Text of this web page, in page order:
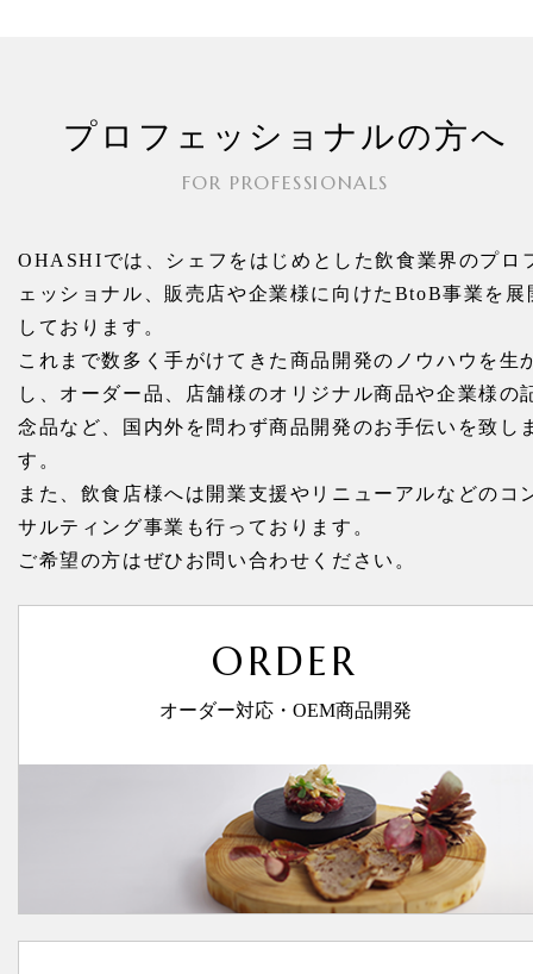
プロフェッショナルの方へ
FOR PROFESSIONALS
OHASHIでは、シェフをはじめとした飲食業界のプロ
ェッショナル、 販売店や企業様に向けたBtoB事業を展
しております。
これまで数多く手がけてきた商品開発のノウハウを生
し、 オーダー品、店舗様のオリジナル商品や企業様の
念品など、
国内外を問わず商品開発のお手伝いを致し
す。
また、飲食店様へは開業支援やリニューアルなどのコ
サルティング事業も行っております。
ご希望の方はぜひお問い合わせください。
ORDER
オーダー対応・OEM商品開発